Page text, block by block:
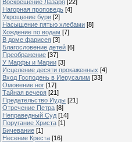
Воскрешение Лазаря [22]
Нагорная проповедь [4]
Укрощение бури [2]
Насыщение пятью хлебами [8]
Хождение по водам [7]
В доме фарисея [3]
Благословение детей [6]
Преображение [37]
У Марфы и Марии [3]
Исцеление десяти прокаженных [4]
Вход Господень в Иерусалим [33]
Омовение ног [17]
Тайная вечеря [21]
Предательство Иуды [21]
Отречение Петра [8]
Неправедный Суд [14]
Поругание Христа [1]
Бичевание [1]
Несение Креста [16]